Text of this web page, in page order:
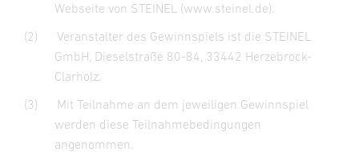
Webseite von STEINEL (www.steinel.de).
(2)
Veranstalter des Gewinnspiels ist die STEINEL
GmbH, Dieselstraße 80-84, 33442 Herzebrock-
Clarholz.
(3)
Mit Teilnahme an dem jeweiligen Gewinnspiel
werden diese Teilnahmebedingungen
angenommen.